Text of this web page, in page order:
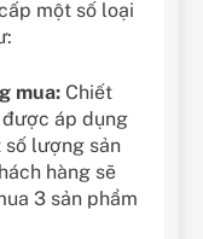
một số loại
mua: Chiết
áp dụng
số lượng sản
hàng sẽ
3 sản phẩm